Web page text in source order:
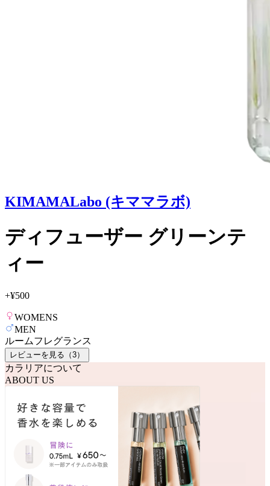
KIMAMALabo (キママラボ)
ディフューザー グリーンテ
ィー
+¥500
WOMENS
MEN
ルームフレグランス
レビューを見る（3）
カラリアについて
ABOUT US